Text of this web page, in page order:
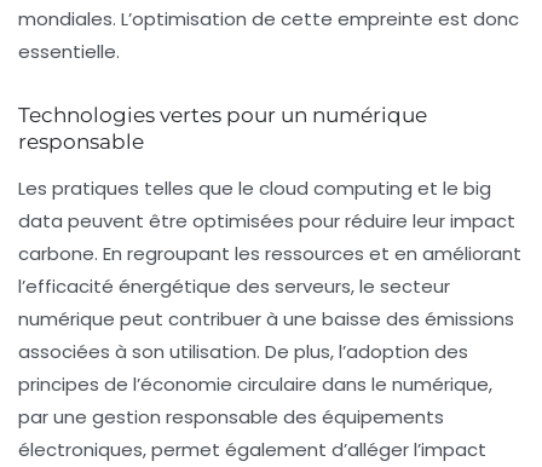
mondiales. L’optimisation de cette empreinte est donc
essentielle.
Technologies vertes pour un numérique
responsable
Les pratiques telles que le cloud computing et le big
data peuvent être optimisées pour réduire leur impact
carbone. En regroupant les ressources et en améliorant
l’efficacité énergétique des serveurs, le secteur
numérique peut contribuer à une baisse des émissions
associées à son utilisation. De plus, l’adoption des
principes de l’économie circulaire dans le numérique,
par une gestion responsable des équipements
électroniques, permet également d’alléger l’impact